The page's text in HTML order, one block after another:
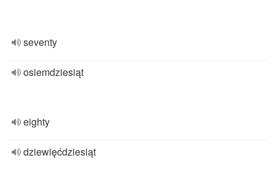
seventy
osiemdziesiąt
eighty
dziewięćdziesiąt